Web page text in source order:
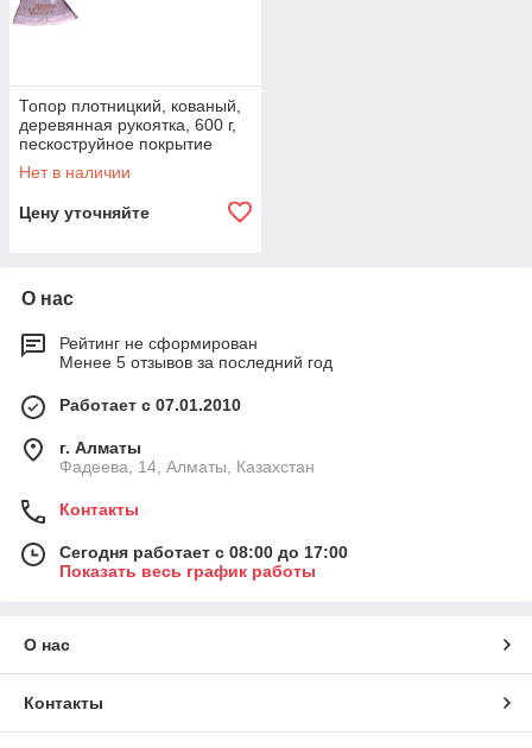
Топор плотницкий, кованый,
деревянная рукоятка, 600 г,
пескоструйное покрытие
полотна Барс
Нет в наличии
Цену уточняйте
О нас
Рейтинг не сформирован
Менее 5 отзывов за последний год
Работает с 07.01.2010
г. Алматы
Фадеева, 14, Алматы, Казахстан
Контакты
Сегодня работает с 08:00 до 17:00
Показать весь график работы
О нас
Контакты